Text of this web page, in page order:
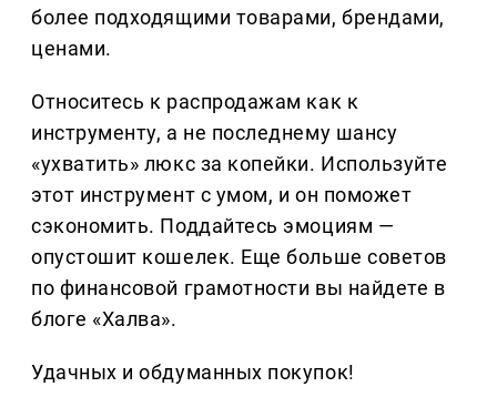
более подходящими товарами, брендами,
ценами.
Относитесь к распродажам как к
инструменту, а не последнему шансу
«ухватить» люкс за копейки. Используйте
этот инструмент с умом, и он поможет
сэкономить. Поддайтесь эмоциям —
опустошит кошелек. Еще больше советов
по финансовой грамотности вы найдете в
блоге «Халва».
Удачных и обдуманных покупок!